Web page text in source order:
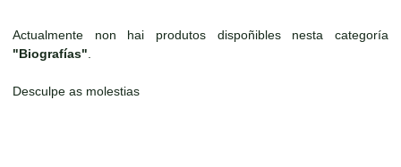
Actualmente non hai produtos dispoñibles nesta categoría
"Biografías"
Desculpe as molestias